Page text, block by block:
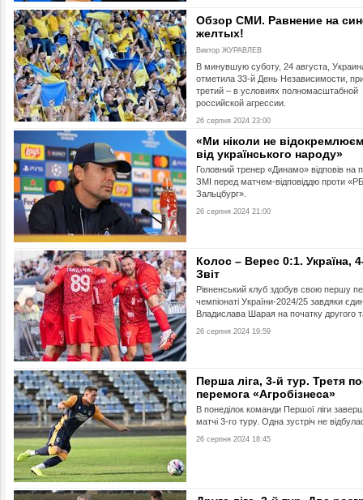
Обзор СМИ. Равнение на
желтых!
Виктор ЖУРАВЛЕВ
В минувшую суботу, 24 августа,
отметила 33-й День Независимости,
третий – в условиях полномасштабной
российской агрессии.
26 серпня 2024 23:00
«Ми ніколи не
від українського народу»
Головний тренер «Динамо» відповів на
ЗМІ перед матчем-відповіддю проти «РБ
Зальцбург».
26 серпня 2024 21:00
Колос – Верес 0:1. Україна,
Звіт
Рівненський клуб здобув свою першу
чемпіонаті України-2024/25 завдяки
Владислава Шарая на початку другого
26 серпня 2024 19:59
Перша ліга, 3-й тур. Третя
перемога «Агробізнеса»
В понеділок команди Першої ліги
матчі 3-го туру. Одна зустріч не
26 серпня 2024 18:45